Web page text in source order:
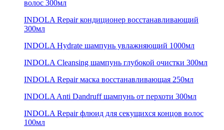
волос 300мл
INDOLA Repair кондиционер восстанавливающий
300мл
INDOLA Hydrate шампунь увлажняющий 1000мл
INDOLA Cleansing шампунь глубокой очистки 300мл
INDOLA Repair маска восстанавливающая 250мл
INDOLA Anti Dandruff шампунь от перхоти 300мл
INDOLA Repair флюид для секущихся концов волос
100мл